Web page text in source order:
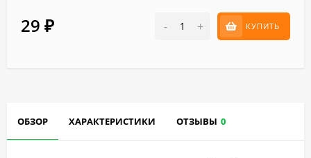
29 ₽ - + КУПИТЬ
ОБЗОР ХАРАКТЕРИСТИКИ ОТЗЫВЫ 0